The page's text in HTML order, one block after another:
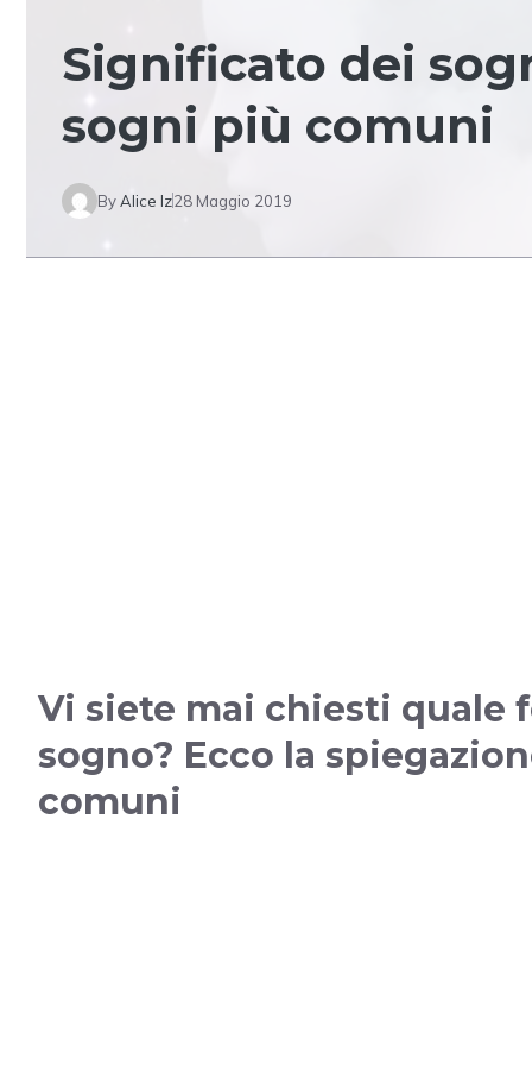
Significato dei
sogni più comuni
ByAlice Iz28 Maggio 2019
Vi siete mai chiesti quale
sogno? Ecco la
comuni